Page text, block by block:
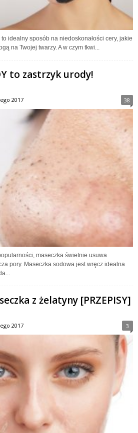
idealny sposób na niedoskonałości cery, jakie
na Twojej twarzy. A w czym tkwi...
to zastrzyk urody!
2017 38
maseczka świetnie usuwa
pory. Maseczka sodowa jest wręcz idealna
z żelatyny [PRZEPISY]
2017 3